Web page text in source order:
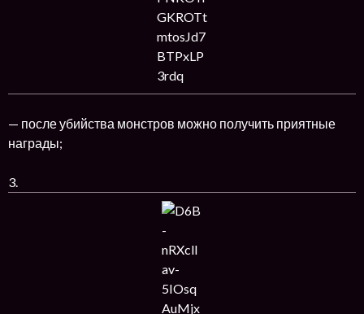
— после убийства монстров можно получить приятные
награды;
3.